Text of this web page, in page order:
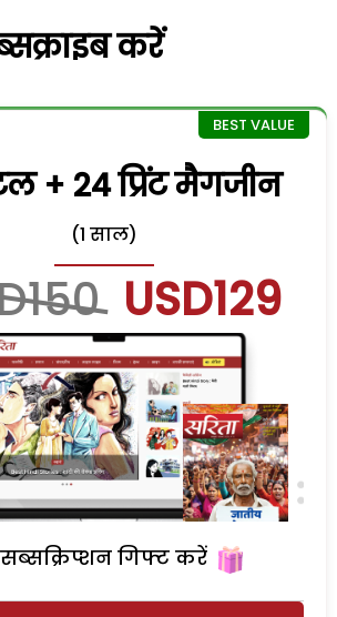
करें
+ 24 प्रिंट मैगजीन
(1 साल)
USD129
सब्सक्रिप्शन गिफ्ट करें